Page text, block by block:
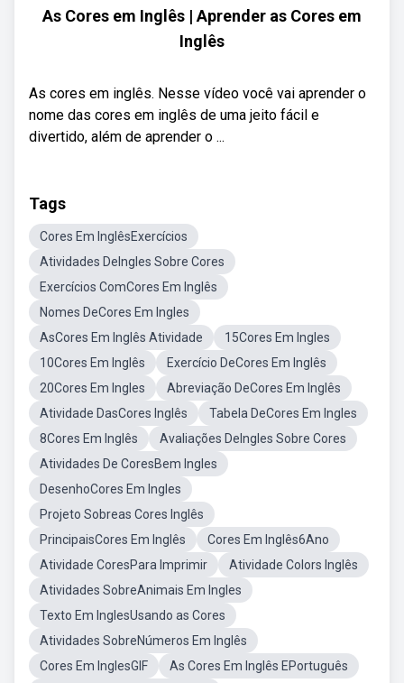
As Cores em Inglês | Aprender as Cores em
Inglês
As cores em inglês. Nesse vídeo você vai aprender o
nome das cores em inglês de uma jeito fácil e
divertido, além de aprender o ...
Tags
Cores Em InglêsExercícios
Atividades DeIngles Sobre Cores
Exercícios ComCores Em Inglês
Nomes DeCores Em Ingles
AsCores Em Inglês Atividade
15Cores Em Ingles
10Cores Em Inglês
Exercício DeCores Em Inglês
20Cores Em Ingles
Abreviação DeCores Em Inglês
Atividade DasCores Inglês
Tabela DeCores Em Ingles
8Cores Em Inglês
Avaliações DeIngles Sobre Cores
Atividades De CoresBem Ingles
DesenhoCores Em Ingles
Projeto Sobreas Cores Inglês
PrincipaisCores Em Inglês
Cores Em Inglês6Ano
Atividade CoresPara Imprimir
Atividade Colors Inglês
Atividades SobreAnimais Em Ingles
Texto Em InglesUsando as Cores
Atividades SobreNúmeros Em Inglês
Cores Em InglesGIF
As Cores Em Inglês EPortuguês